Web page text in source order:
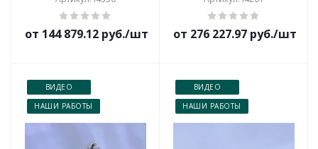
от 144 879.12 руб./шт от 276 227.97 руб./шт
ВИДЕО
НАШИ РАБОТЫ
ВИДЕО
НАШИ РАБОТЫ